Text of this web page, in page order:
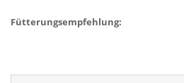
Fütterungsempfehlung: